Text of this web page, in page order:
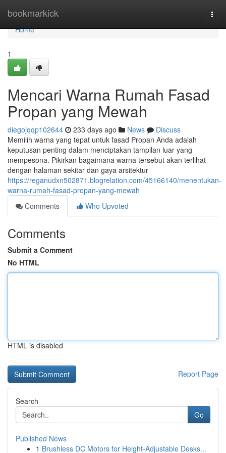
bookmarkick
Home
Home
1
Mencari Warna Rumah Fasad
Propan yang Mewah
diegojqqp102644 233 days ago News
Discuss
Memilih warna yang tepat untuk fasad Propan Anda adalah
keputusan penting dalam menciptakan tampilan luar yang
mempesona. Pikirkan bagaimana warna tersebut akan terlihat
dengan halaman sekitar dan gaya arsitektur
https://reganudxn502871.blogrelation.com/45166140/menentukan-
warna-rumah-fasad-propan-yang-mewah
Comments
Who Upvoted
Comments
Submit a Comment
No HTML
HTML is disabled
Report Page
Search
Go
Published News
1 Brushless DC Motors for Height-Adjustable Desks...